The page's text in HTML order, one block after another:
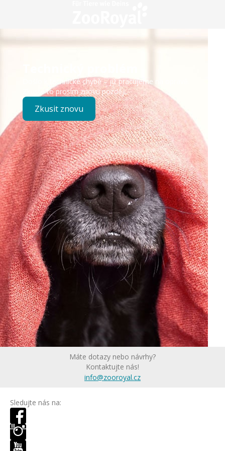
Došlo k technické chybě – již pracujeme na opravě.
Zkuste to prosím znovu později.
Zkusit znovu
Máte dotazy nebo návrhy?
Kontaktujte nás!
info@zooroyal.cz
Sledujte nás na: